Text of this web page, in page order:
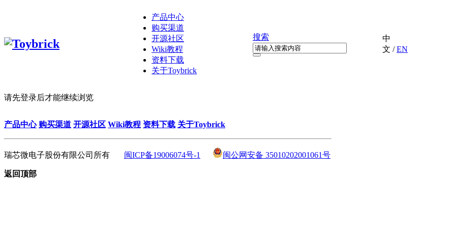
产品中心
购买渠道
开源社区
Wiki教程
资料下载
关于Toybrick
搜索
中
文 /EN
请先登录后才能继续浏览
产品中心 购买渠道 开源社区 Wiki教程 资料下载 关于Toybrick
瑞芯微电子股份有限公司所有 闽ICP备19006074号-1 闽公网安备 35010202001061号
返回顶部